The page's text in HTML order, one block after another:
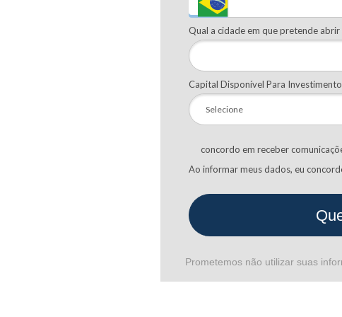
Qual a cidade em que pretende abrir
Capital Disponível Para
concordo em receber
Ao informar meus dados, eu
Prometemos não utilizar suas